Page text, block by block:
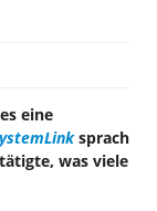
eine
sprach
was viele